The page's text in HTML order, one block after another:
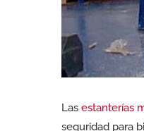
Las estanterías
seguridad para